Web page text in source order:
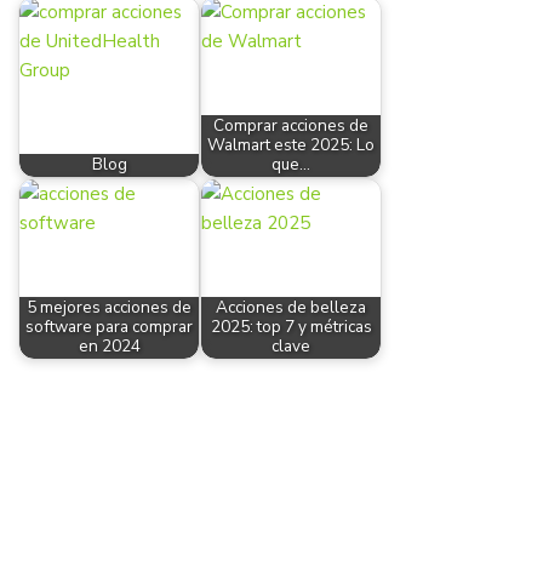
Blog
Comprar acciones de
Walmart este 2025: Lo
que…
5 mejores acciones de
software para comprar
en 2024
Acciones de belleza
2025: top 7 y métricas
clave